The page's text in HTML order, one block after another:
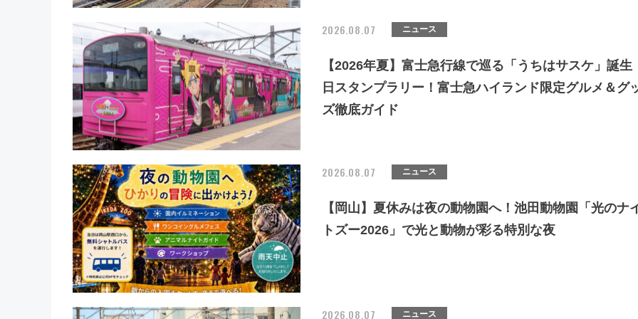
2026.08.07 ニュース
【2026年夏】富士急行線で巡る「うちはサスケ」誕生
日スタンプラリー！富士急ハイランド限定グルメ＆グ
ズ徹底ガイド
2026.08.07 ニュース
【岡山】夏休みは夜の動物園へ！池田動物園「光のナ
トズー2026」で光と動物が彩る特別な夜
2026.08.07 ニュース